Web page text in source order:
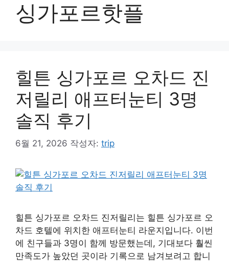
싱가포르핫플
힐튼 싱가포르 오차드 진
저릴리 애프터눈티 3명
솔직 후기
6월 21, 2026 작성자: trip
힐튼 싱가포르 오차드 진저릴리는 힐튼 싱가포르 오
차드 호텔에 위치한 애프터눈티 라운지입니다. 이번
에 친구들과 3명이 함께 방문했는데, 기대보다 훨씬
만족도가 높았던 곳이라 기록으로 남겨보려고 합니